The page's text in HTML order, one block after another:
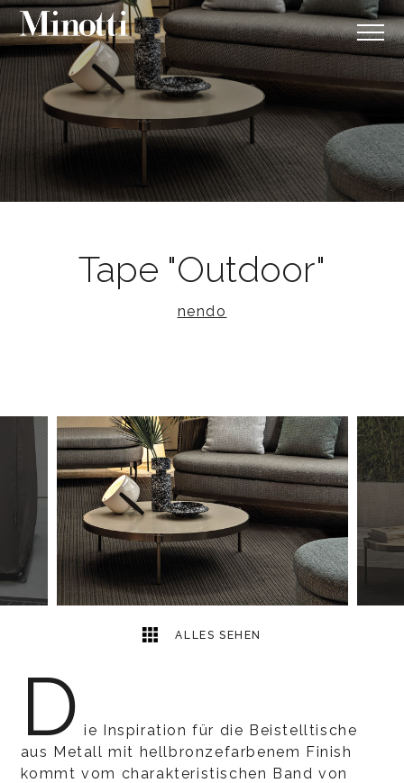
Tape "Outdoor"
nendo
ALLES SEHEN
7
D ie Inspiration für die Beistelltische
aus Metall mit hellbronzefarbenem Finish
kommt vom charakteristischen Band von